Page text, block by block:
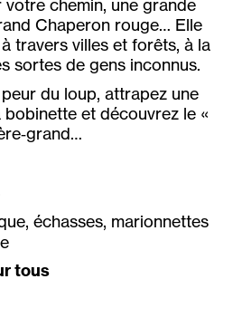
votre chemin, une grande
Chaperon rouge… Elle
travers villes et forêts, à la
sortes de gens inconnus.
peur du loup, attrapez une
et découvrez le «
échasses, marionnettes
tous